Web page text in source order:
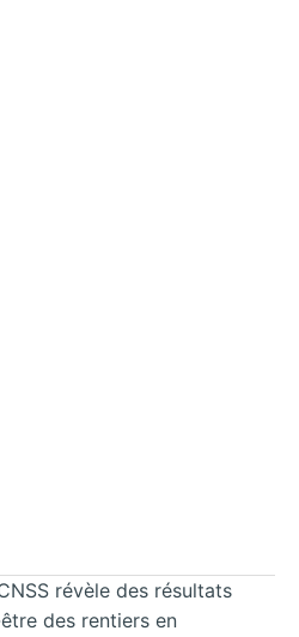
révèle des résultats
des rentiers en